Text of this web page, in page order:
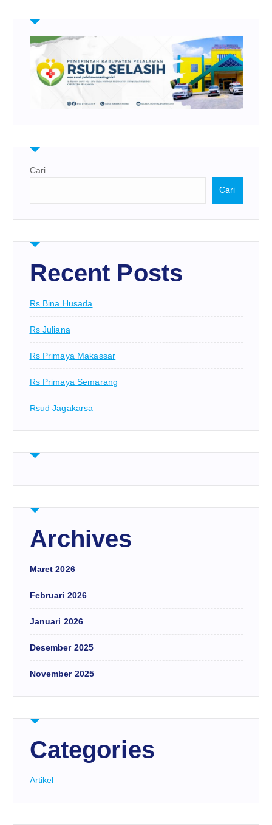
Cari
Cari
Recent Posts
Rs Bina Husada
Rs Juliana
Rs Primaya Makassar
Rs Primaya Semarang
Rsud Jagakarsa
Archives
Maret 2026
Februari 2026
Januari 2026
Desember 2025
November 2025
Categories
Artikel